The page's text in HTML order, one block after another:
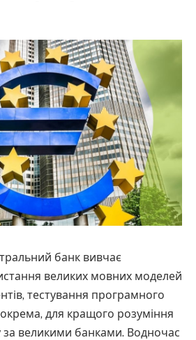
банк вивчає
великих мовних моделей
тестування програмного
для кращого розуміння
за великими банками. Водночас